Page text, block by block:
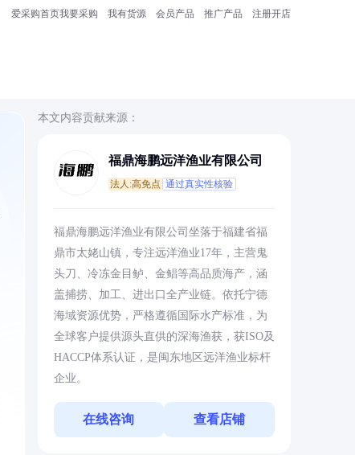
爱采购首页我要采购 我有货源 会员产品 推广产品 注册开店
本文内容贡献来源：
福鼎海鹏远洋渔业有限公司
法人:高免点 通过真实性核验
福鼎海鹏远洋渔业有限公司坐落于福建省福
鼎市太姥山镇，专注远洋渔业17年，主营鬼
头刀、冷冻金目鲈、金鲳等高品质海产，涵
盖捕捞、加工、进出口全产业链。依托宁德
海域资源优势，严格遵循国际水产标准，为
全球客户提供源头直供的深海渔获，获ISO及
HACCP体系认证，是闽东地区远洋渔业标杆
企业。
在线咨询 查看店铺